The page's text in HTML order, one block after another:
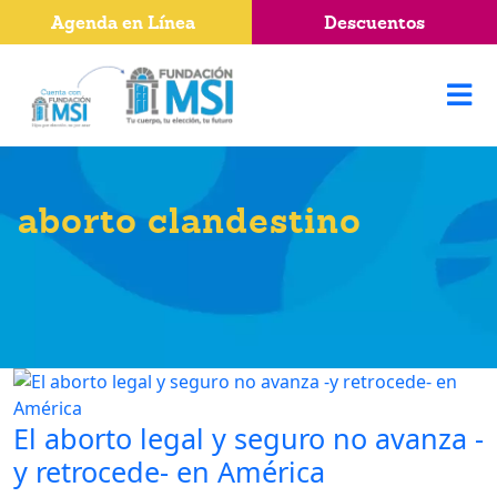
aborto clandestino
El aborto legal y seguro no avanza -
y retrocede- en América
Agenda en Línea Descuentos